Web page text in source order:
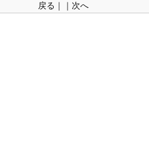
戻る｜｜次へ